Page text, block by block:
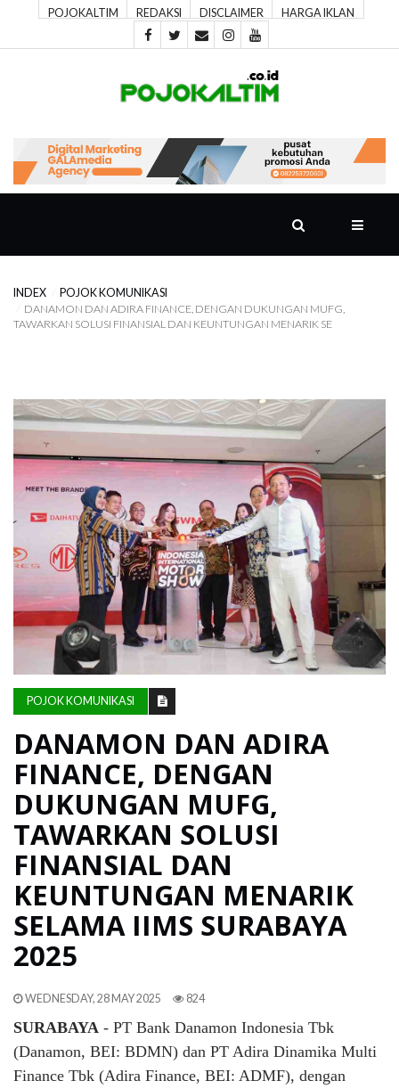
POJOKALTIM REDAKSI DISCLAIMER HARGA IKLAN
POJOK
POJOK
KOMUNIKASI
ADVERTORIAL
POJOK
BULUNGAN
INDEX
POJOK KOMUNIKASI
DANAMON DAN ADIRA FINANCE, DENGAN DUKUNGAN MUFG,
TAWARKAN SOLUSI FINANSIAL DAN KEUNTUNGAN MENARIK SE
POJOK KOMUNIKASI
DANAMON DAN ADIRA
FINANCE, DENGAN
DUKUNGAN MUFG,
TAWARKAN SOLUSI
FINANSIAL DAN
KEUNTUNGAN MENARIK
SELAMA IIMS SURABAYA
2025
WEDNESDAY, 28 MAY 2025 824
SURABAYA - PT Bank Danamon Indonesia Tbk
(Danamon, BEI: BDMN) dan PT Adira Dinamika Multi
Finance Tbk (Adira Finance, BEI: ADMF), dengan